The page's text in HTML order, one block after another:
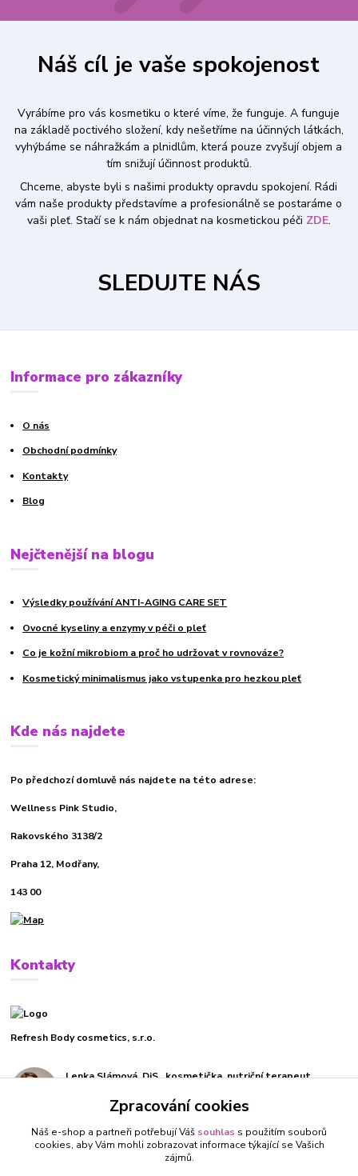
Náš cíl je vaše spokojenost
Vyrábíme pro vás kosmetiku o které víme, že funguje. A funguje
na základě poctivého složení, kdy nešetříme na účinných látkách,
vyhýbáme se náhražkám a plnidlům, která pouze zvyšují objem a
tím snižují účinnost produktů.
Chceme, abyste byli s našimi produkty opravdu spokojení. Rádi
vám naše produkty představíme a profesionálně se postaráme o
vaši pleť. Stačí se k nám objednat na kosmetickou péči ZDE.
SLEDUJTE NÁS
Informace pro zákazníky
O nás
Obchodní podmínky
Kontakty
Blog
Nejčtenější na blogu
Výsledky používání ANTI-AGING CARE SET
Ovocné kyseliny a enzymy v péči o pleť
Co je kožní mikrobiom a proč ho udržovat v rovnováze?
Kosmetický minimalismus jako vstupenka pro hezkou pleť
Kde nás najdete
Po předchozí domluvě nás najdete na této adrese:
Wellness Pink Studio,
Rakovského 3138/2
Praha 12, Modřany,
143 00
Kontakty
Refresh Body cosmetics, s.r.o.
Lenka Slámová, DiS., kosmetička, nutriční terapeut
(Po-Pá, 9-19 hod.)
info@refreshbody.cz
Zpracování cookies
Náš e-shop a partneři potřebují Váš souhlas s použitím souborů
cookies, aby Vám mohli zobrazovat informace týkající se Vašich
zájmů.